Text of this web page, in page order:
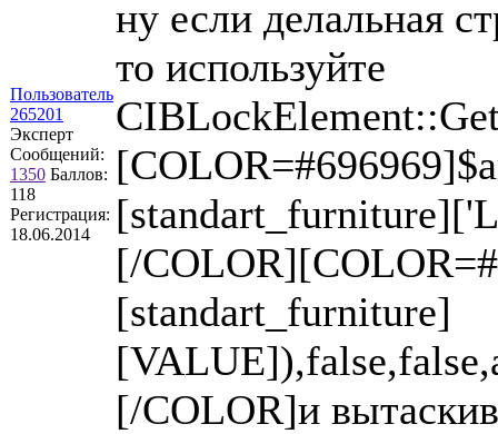
Пользователь
265201
Эксперт
Сообщений:
1350 Баллов:
118
Регистрация:
18.06.2014
ну если делальная
то используйте
[/
[standart_furniture]
[/COLOR]и